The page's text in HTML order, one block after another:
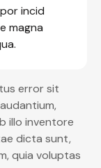
incid
magna
error sit
illo inventore
dicta sunt,
quia voluptas